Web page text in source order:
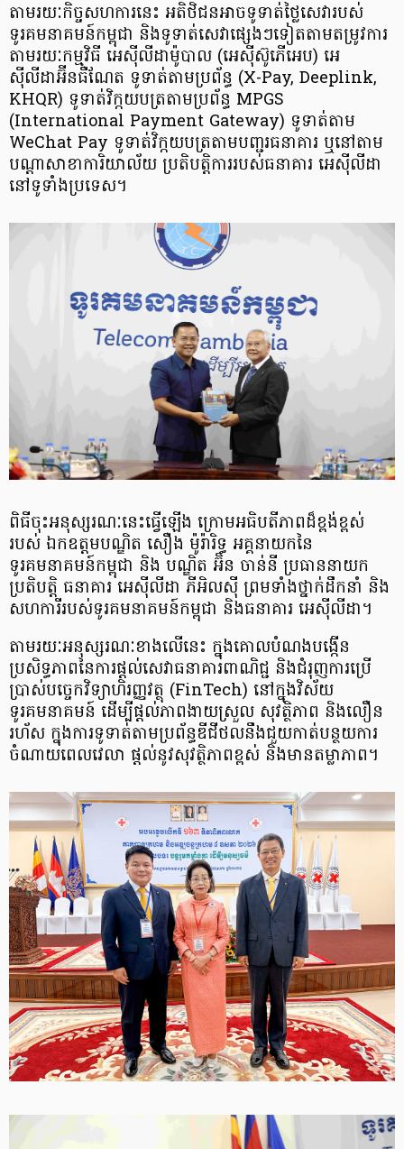
តាមរយៈកិច្ចសហការនេះ អតិថិជនអាចទូទាត់ថ្លៃសេវារបស់
ទូរគមនាគមន៍កម្ពុជា និងទូទាត់សេវាផ្សេងៗ​ទៀតតាមតម្រូវការ
តាមរយៈកម្មវិធី អេស៊ីលីដាម៉ូបាល (អេស៊ីស៊ូភើអេប) អេ
ស៊ីលីដាអ៊ីនធឺណែត ទូទាត់តាមប្រព័ន្ធ (X-Pay, Deeplink,
KHQR) ទូទាត់វិក្កយបត្រតាមប្រព័ន្ធ MPGS
(International Payment Gateway)​ ទូទាត់តាម
WeChat Pay ទូទាត់វិក្កយបត្រតាមបញ្ជរធនាគារ ឬនៅតាម
បណ្តាសាខាការិយាល័យ ប្រតិបត្តិការរបស់ធនាគារ អេស៊ីលីដា
នៅទូទាំងប្រទេស។
ពិធីចុះអនុស្សរណៈនេះធ្វើឡើង ក្រោមអធិបតីភាពដ៏ខ្ពង់ខ្ពស់
របស់ ឯកឧត្ដមបណ្ឌិត សឿង ម៉ូរ៉ារិទ្ធ អគ្គនាយកនៃ
ទូរគមនាគមន៍កម្ពុជា និង បណ្ឌិត អ៊ិន ចាន់នី ប្រធាននាយក
ប្រតិបត្តិ ធនាគារ អេស៊ីលីដា ភីអិលស៊ី ព្រមទាំងថ្នាក់ដឹកនាំ និង
សហការីរបស់ទូរគមនាគមន៍កម្ពុជា និងធនាគារ អេស៊ីលីដា។
តាមរយៈអនុស្សរណៈខាងលើនេះ ក្នុងគោលបំណងបង្កើន
ប្រសិទ្ធភាពនៃការផ្ដល់សេវាធនាគារពាណិជ្ជ និងជំរុញការប្រើ
ប្រាស់បច្ចេកវិទ្យាហិរញ្ញវត្ថុ (FinTech) នៅក្នុងវិស័យ
ទូរគមនាគមន៍ ដើម្បីផ្តល់ភាពងាយស្រួល សុវត្ថិភាព និងលឿន
រហ័ស ក្នុងការទូទាត់តាមប្រព័ន្ធឌីជីថលនឹងជួយកាត់បន្ថយការ
ចំណាយពេលវេលា ផ្តល់នូវសុវត្ថិភាពខ្ពស់ និងមានតម្លាភាព។